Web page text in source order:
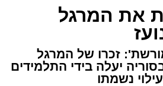
את המרגל
זכרו של המרגל
יעלה בידי התלמידים
נשמתו